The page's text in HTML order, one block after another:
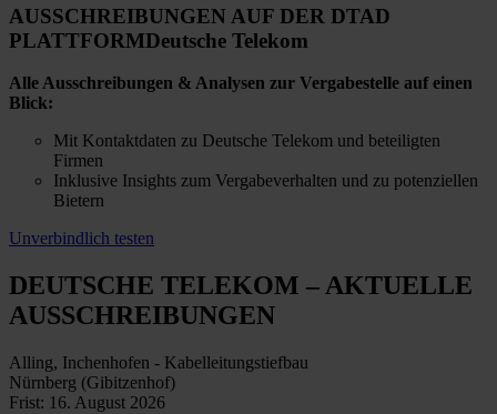
AUSSCHREIBUNGEN AUF DER DTAD
PLATTFORMDeutsche Telekom
Alle Ausschreibungen & Analysen zur Vergabestelle auf einen
Blick:
Mit Kontaktdaten zu Deutsche Telekom und beteiligten
Firmen
Inklusive Insights zum Vergabeverhalten und zu potenziellen
Bietern
Unverbindlich testen
DEUTSCHE TELEKOM – AKTUELLE
AUSSCHREIBUNGEN
Alling, Inchenhofen - Kabelleitungstiefbau
Nürnberg (Gibitzenhof)
Frist: 16. August 2026